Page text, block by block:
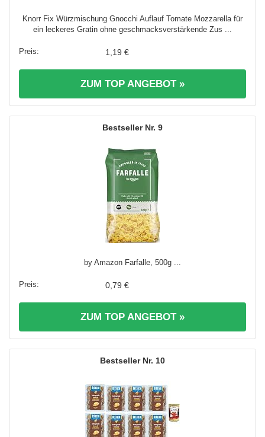
Knorr Fix Würzmischung Gnocchi Auflauf Tomate Mozzarella für
ein leckeres Gratin ohne geschmacksverstärkende Zus ...
1,19 €
ZUM TOP ANGEBOT »
9
by Amazon Farfalle, 500g ...
0,79 €
ZUM TOP ANGEBOT »
10